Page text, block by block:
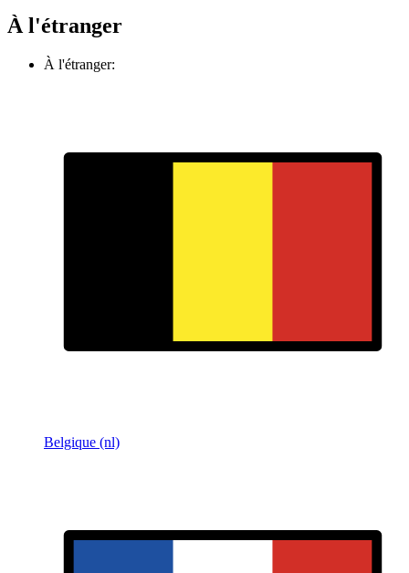
À l'étranger
À l'étranger:
Belgique (nl)